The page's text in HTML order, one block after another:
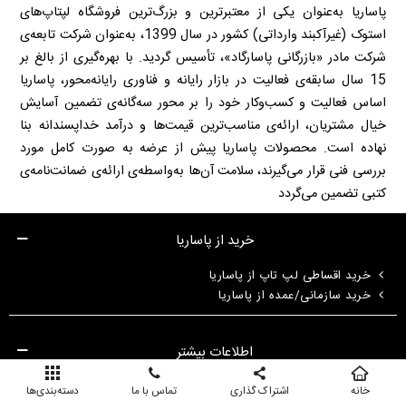
پاساریا به‌عنوان یکی از معتبرترین و بزرگ‌ترین فروشگاه لپتاپ‌های
استوک (غیرآکبند وارداتی) کشور در سال 1399، به‌عنوان شرکت تابعه‌ی
شرکت مادر «بازرگانی پاسارگاد»، تأسیس گردید. با بهره‌گیری از بالغ بر
15 سال سابقه‌ی فعالیت در بازار رایانه و فناوری رایانه‌محور، پاساریا
اساس فعالیت و کسب‌وکار خود را بر محور سه‌گانه‌ی تضمین آسایش
خیال مشتریان، ارائه‌ی مناسب‌ترین قیمت‌ها و درآمد خداپسندانه بنا
نهاده است. محصولات پاساریا پیش از عرضه به صورت کامل مورد
بررسی فنی قرار می‌گیرند، سلامت آن‌ها به‌واسطه‌ی ارائه‌ی ضمانت‌نامه‌ی
کتبی تضمین می‌گردد
خرید از پاساریا
خرید اقساطی لپ تاپ از پاساریا
خرید سازمانی/عمده از پاساریا
اطلاعات بیشتر
استوک و اپن‌باکس در پاساریا چیست؟
خانه اشتراک گذاری تماس با ما دسته‌بندی‌ها